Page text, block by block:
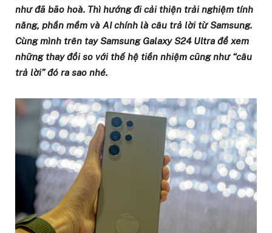
như đã bão hoà. Thì hướng đi cải thiện trải nghiệm tính
năng, phần mềm và AI chính là câu trả lời từ Samsung.
Cùng mình trên tay Samsung Galaxy S24 Ultra để xem
những thay đổi so với thế hệ tiền nhiệm cũng như “câu
trả lời” đó ra sao nhé.